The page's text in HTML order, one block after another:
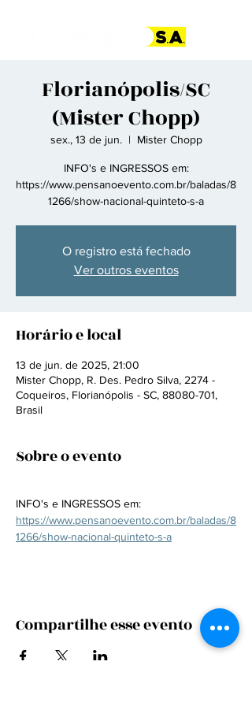
Florianópolis/SC
(Mister Chopp)
sex., 13 de jun.
  |
Mister Chopp
INFO's e INGRESSOS em:
https://www.pensanoevento.com.br/baladas/8
1266/show-nacional-quinteto-s-a
O registro está fechado
Ver outros eventos
Horário e local
13 de jun. de 2025, 21:00
Mister Chopp, R. Des. Pedro Silva, 2274 -
Coqueiros, Florianópolis - SC, 88080-701,
Brasil
Sobre o evento
INFO's e INGRESSOS em:
https://www.pensanoevento.com.br/baladas/8
1266/show-nacional-quinteto-s-a
Compartilhe esse evento